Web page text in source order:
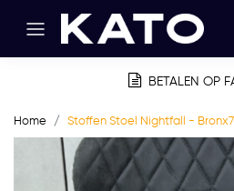
BETALEN OP
Home Stoffen Stoel Nightfall -